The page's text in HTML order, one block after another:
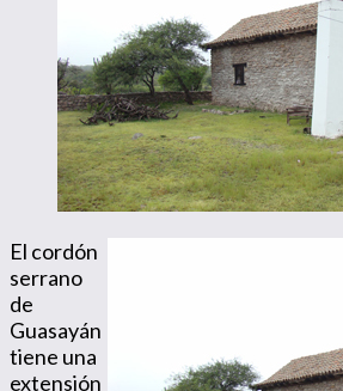
El cordón
serrano
de
Guasayán
tiene una
extensión